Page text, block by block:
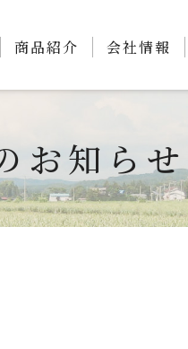
商品紹介 会社情報
お知らせ